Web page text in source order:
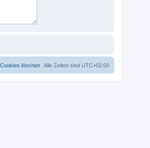
Alle Zeiten sind UTC+02:00
löschen